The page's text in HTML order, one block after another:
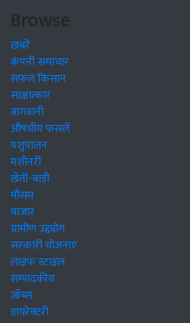
Browse
खबरें
कंपनी समाचार
सफल किसान
साक्षात्कार
बागवानी
औषधीय फसलें
पशुपालन
मशीनरी
खेती-बाड़ी
मौसम
बाजार
ग्रामीण उद्द्योग
सरकारी योजनाएं
लाइफ स्टाइल
सम्पादकीय
जॉब्स
डायरेक्टरी